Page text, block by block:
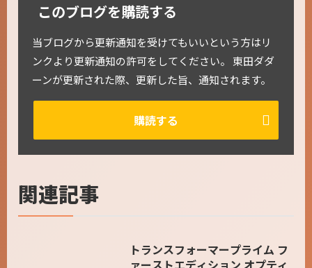
このブログを購読する
当ブログから更新通知を受けてもいいという方はリ
ンクより更新通知の許可をしてください。 東田ダダ
ーンが更新された際、更新した旨、通知されます。
購読する
関連記事
トランスフォーマープライム フ